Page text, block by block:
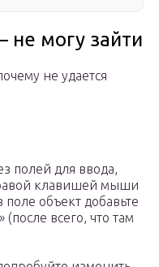
могу зайти
не удается
полей для ввода,
клавишей мыши
поле объект добавьте
всего, что там